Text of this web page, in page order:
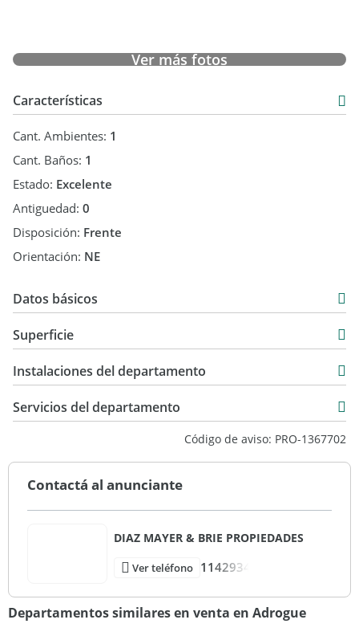
Ver más fotos
Características
Cant. Ambientes: 1
Cant. Baños: 1
Estado: Excelente
Antiguedad: 0
Disposición: Frente
Orientación: NE
Datos básicos
USD 91.000
Superficie
33 m2
Instalaciones del departamento
Servicios del departamento
Código de aviso: PRO-1367702
Contactá al anunciante
DIAZ MAYER & BRIE PROPIEDADES
Ver teléfono 1142934
Departamentos similares en venta en Adrogue